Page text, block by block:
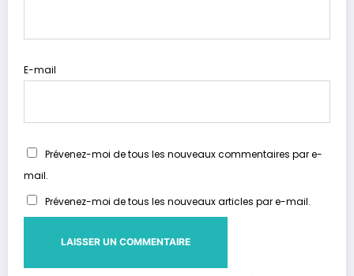
E-mail
Prévenez-moi de tous les nouveaux commentaires par e-
mail.
Prévenez-moi de tous les nouveaux articles par e-mail.